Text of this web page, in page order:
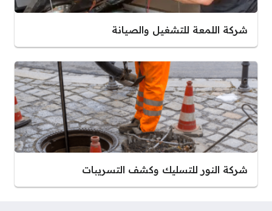
شركة اللمعة للتشغيل والصيانة
شركة النور للتسليك وكشف التسريبات